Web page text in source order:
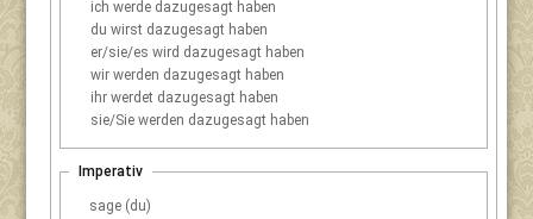
ich werde dazugesagt haben
du wirst dazugesagt haben
er/sie/es wird dazugesagt haben
wir werden dazugesagt haben
ihr werdet dazugesagt haben
sie/Sie werden dazugesagt haben
Imperativ
sage (du)